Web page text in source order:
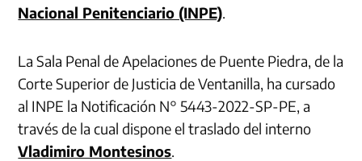
Nacional Penitenciario (INPE).
La Sala Penal de Apelaciones de Puente Piedra, de la
Corte Superior de Justicia de Ventanilla, ha cursado
al INPE la Notificación N° 5443-2022-SP-PE, a
través de la cual dispone el traslado del interno
Vladimiro Montesinos.